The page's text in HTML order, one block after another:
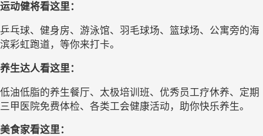
运动健将看这里：
乒乓球、健身房、游泳馆、羽毛球场、篮球场、公寓旁的海
滨彩虹跑道，等你来打卡。
养生达人看这里：
低油低脂的养生餐厅、太极培训班、优秀员工疗休养、定期
三甲医院免费体检、各类工会健康活动，助你快乐养生。
美食家看这里：